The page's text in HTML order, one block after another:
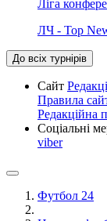
Ліга
ЛЧ - Top
До всіх турнірів
Сайт
Правила
Редакційна
Соціальні
viber
Футбол 24